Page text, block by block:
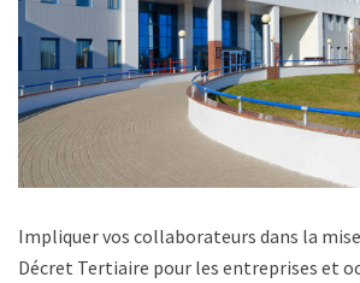
Impliquer vos collaborateurs dans la
Décret Tertiaire pour les entreprises et